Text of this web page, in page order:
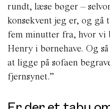
rundt, læse bøger –
konsekvent jeg er, og gå
fem minutter fra, hvor vi
Henry i børnehave. Og
at ligge på sofaen
fjernsynet.”